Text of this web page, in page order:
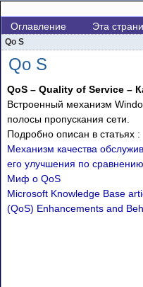
Оглавление Эта
Qo S
Qo S
QoS – Quality of Service –
Встроенный механизм
полосы пропускания сети.
Подробно описан в статьях :
Механизм качества
его улучшения по
Миф о QoS
Microsoft Knowledge Base
(QoS) Enhancements and